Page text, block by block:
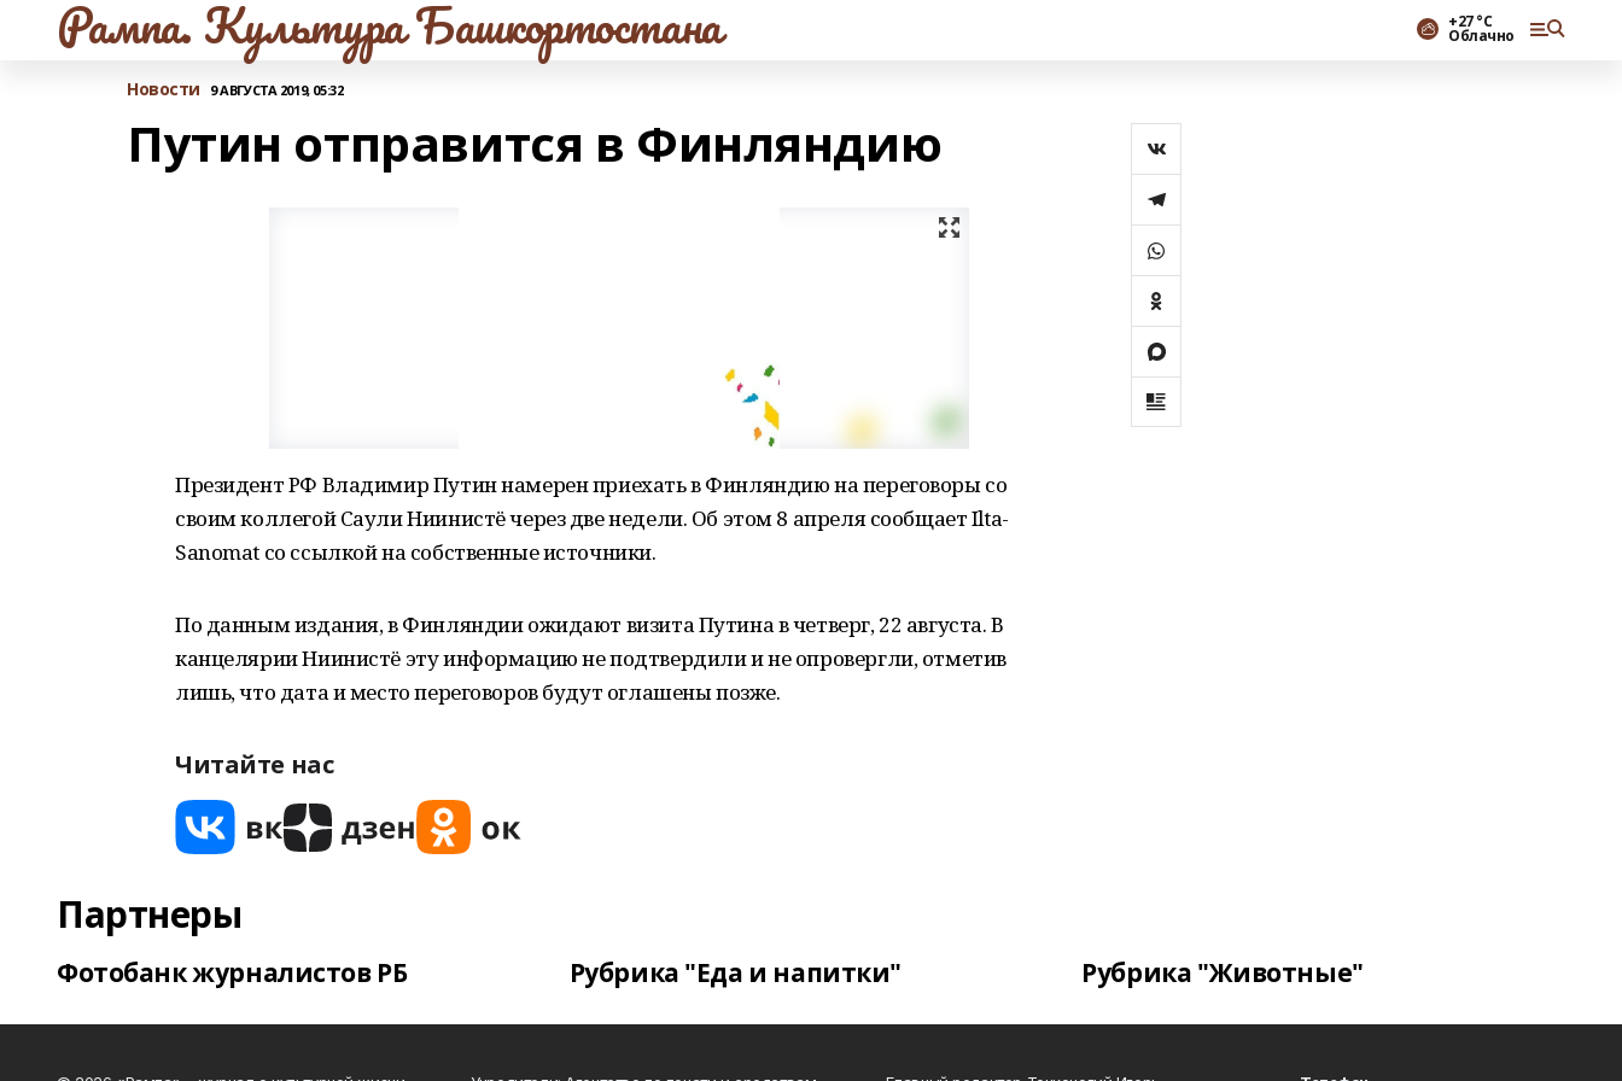
Рампа. Культура Башкортостана +27 °С
Облачно
Новости 9 АВГУСТА 2019, 05:32
Путин отправится в Финляндию
Президент РФ Владимир Путин намерен приехать в Финляндию на переговоры со
своим коллегой Саули Ниинистё через две недели. Об этом 8 апреля сообщает Ilta-
Sanomat со ссылкой на собственные источники.
По данным издания, в Финляндии ожидают визита Путина в четверг, 22 августа. В
канцелярии Ниинистё эту информацию не подтвердили и не опровергли, отметив
лишь, что дата и место переговоров будут оглашены позже.
Читайте нас
Партнеры
Фотобанк журналистов РБ Рубрика "Еда и напитки" Рубрика "Животные"